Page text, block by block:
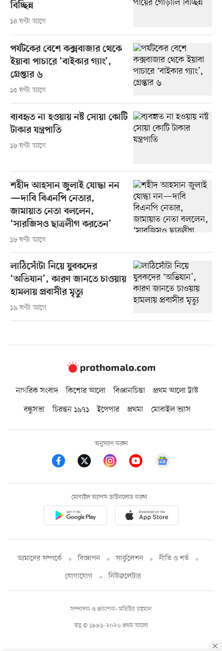
বিচ্ছিন্ন
১৪ ঘণ্টা আগে
পর্যটকের বেশে কক্সবাজার থেকে
ইয়াবা পাচারে ‘বাইকার গ্যাং’,
গ্রেপ্তার ৬
১৫ ঘণ্টা আগে
ব্যবহৃত না হওয়ায় নষ্ট সোয়া কোটি
টাকার যন্ত্রপাতি
১৮ ঘণ্টা আগে
শহীদ আহসান জুলাই যোদ্ধা নন
—দাবি বিএনপি নেতার,
জামায়াত নেতা বললেন,
‘সারজিসও ছাত্রলীগ করতেন’
১৮ ঘণ্টা আগে
লাঠিসোঁটা নিয়ে যুবকদের
‘অভিযান’, কারণ জানতে চাওয়ায়
হামলায় প্রবাসীর মৃত্যু
১৯ ঘণ্টা আগে
নাগরিক সংবাদ কিশোর আলো বিজ্ঞানচিন্তা
প্রথম আলো ট্রাস্ট
বন্ধুসভা
চিরন্তন ১৯৭১ ইপেপার প্রথমা মোবাইল ভ্যাস
অনুসরণ করুন
মোবাইল অ্যাপস ডাউনলোড করুন
আমাদের সম্পর্কে বিজ্ঞাপন সার্কুলেশন
নীতি ও শর্ত
যোগাযোগ
নিউজলেটার
স্বত্ব © ১৯৯৮-২০২৬ প্রথম আলো
সম্পাদক ও প্রকাশক: মতিউর রহমান